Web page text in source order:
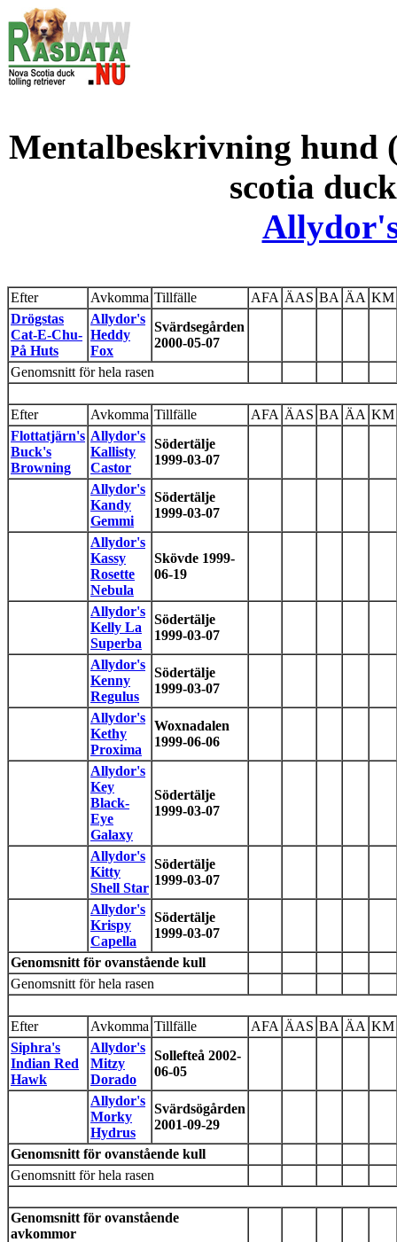
Mentalbeskrivning hund
scotia
Efter Avkomma Tillfälle AFA ÄAS BA ÄA KM
Drögstas
Cat-E-Chu-
På Huts
Allydor's
Heddy
Fox
Svärdsegården
2000-05-07
Genomsnitt för hela rasen
Efter Avkomma Tillfälle AFA ÄAS BA ÄA KM
Flottatjärn's
Buck's
Browning
Allydor's
Kallisty
Castor
Södertälje
1999-03-07
Allydor's
Kandy
Gemmi
Södertälje
1999-03-07
Allydor's
Kassy
Rosette
Nebula
Skövde 1999-
06-19
Allydor's
Kelly La
Superba
Södertälje
1999-03-07
Allydor's
Kenny
Regulus
Södertälje
1999-03-07
Allydor's
Kethy
Proxima
Woxnadalen
1999-06-06
Allydor's
Key
Black-
Eye
Galaxy
Södertälje
1999-03-07
Allydor's
Kitty
Shell Star
Södertälje
1999-03-07
Allydor's
Krispy
Capella
Södertälje
1999-03-07
Genomsnitt för ovanstående kull
Genomsnitt för hela rasen
Efter Avkomma Tillfälle AFA ÄAS BA ÄA KM
Siphra's
Indian Red
Hawk
Allydor's
Mitzy
Dorado
Sollefteå 2002-
06-05
Allydor's
Morky
Hydrus
Svärdsögården
2001-09-29
Genomsnitt för ovanstående kull
Genomsnitt för hela rasen
Genomsnitt för ovanstående
avkommor